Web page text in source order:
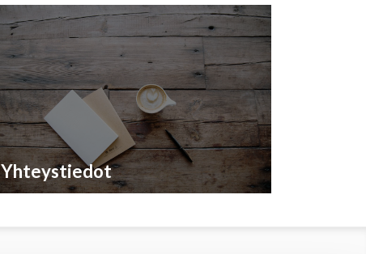
Yhteystiedot